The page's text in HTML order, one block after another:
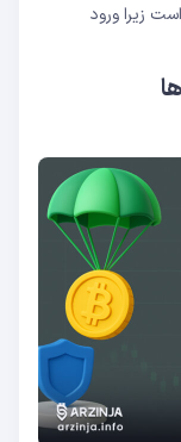
زیرا ورود